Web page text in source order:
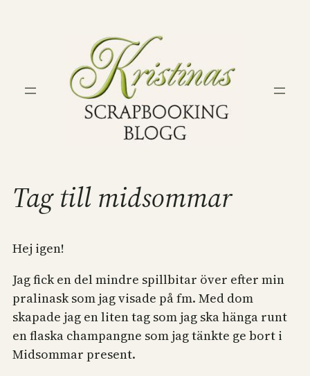
Tag till midsommar
Hej igen!
Jag fick en del mindre spillbitar över efter min
pralinask som jag visade på fm. Med dom
skapade jag en liten tag som jag ska hänga runt
en flaska champangne som jag tänkte ge bort i
Midsommar present.